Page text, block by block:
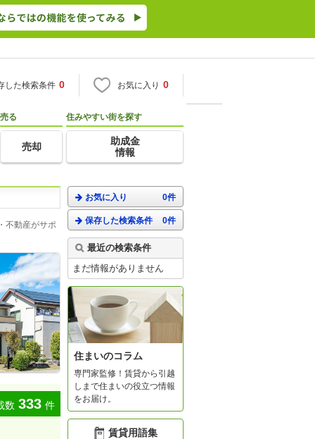
した検索条件 0 お気に入り 0
売る
売却
住みやすい街を探す
助成金
情報
不動産がサポ
数 333 件
お気に入り 0件
保存した検索条件 0件
最近の検索条件
まだ情報がありません
住まいのコラム
専門家監修！賃貸から引越
しまで住まいの役立つ情報
をお届け。
賃貸用語集